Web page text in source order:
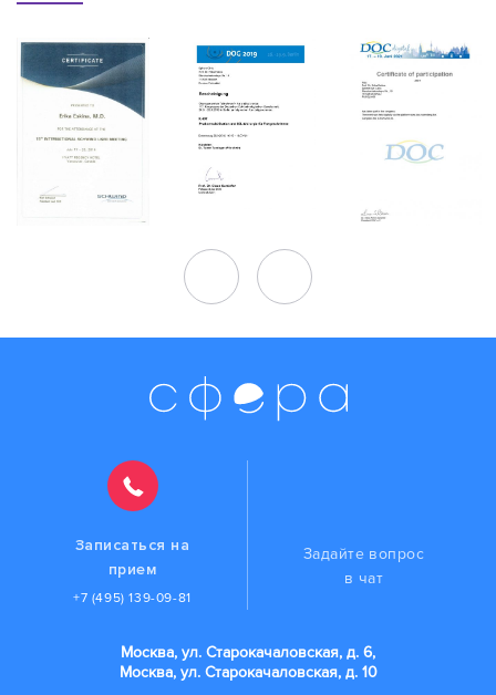
Записаться на
прием
+7 (495) 139-09-81
Задайте вопрос
в чат
Москва, ул. Старокачаловская, д. 6,
Москва, ул. Старокачаловская, д. 10